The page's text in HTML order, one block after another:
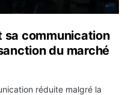
sa communication
du marché
réduite malgré la